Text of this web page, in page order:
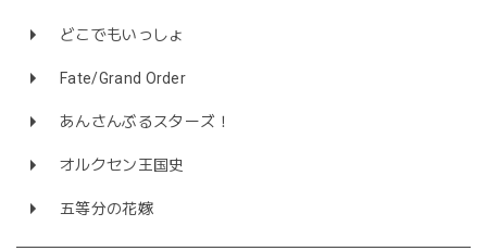
どこでもいっしょ
Fate/Grand Order
あんさんぶるスターズ！
オルクセン王国史
五等分の花嫁